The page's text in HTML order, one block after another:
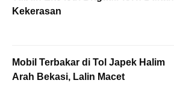
Kekerasan
Mobil Terbakar di Tol Japek Halim
Arah Bekasi, Lalin Macet